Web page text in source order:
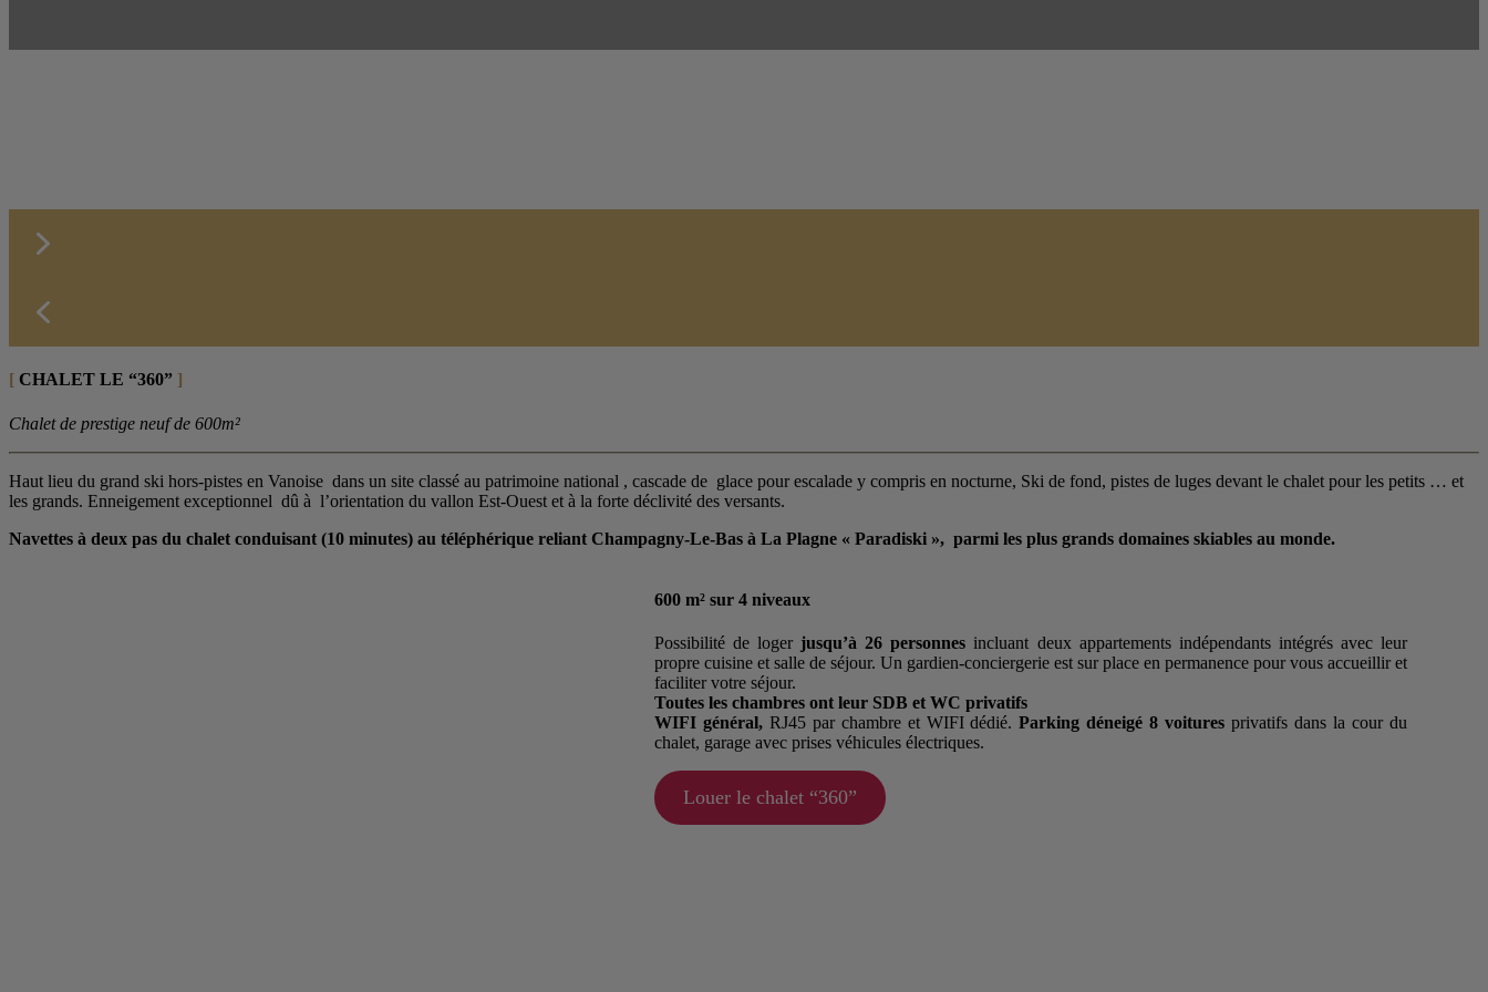
[ CHALET LE “360” ]
Chalet de prestige neuf de 600m²
Haut lieu du grand ski hors-pistes en Vanoise dans un site classé au patrimoine national , cascade de glace pour escalade y compris en nocturne, Ski de fond, pistes de luges devant le chalet pour les petits … et
les grands. Enneigement exceptionnel dû à l’orientation du vallon Est-Ouest et à la forte déclivité des versants.
Navettes à deux pas du chalet conduisant (10 minutes) au téléphérique reliant Champagny-Le-Bas à La Plagne « Paradiski », parmi les plus grands domaines skiables au monde.
600 m² sur 4 niveaux
Possibilité de logerjusqu’à 26 personnes incluant deux appartements indépendants intégrés avec leur
propre cuisine et salle de séjour. Un gardien-conciergerie est sur place en permanence pour vous accueillir et
faciliter votre séjour.
Toutes les chambres ont leur SDB et WC privatifs
WIFI général,RJ45 par chambre et WIFI dédié.Parking déneigé 8 voitures privatifs dans la cour du
chalet, garage avec prises véhicules électriques.
Louer le chalet “360”